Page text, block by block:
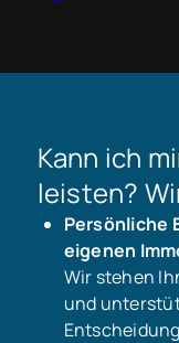
Kann ich
leisten?
Persönliche
eigenen
Wir stehen
und